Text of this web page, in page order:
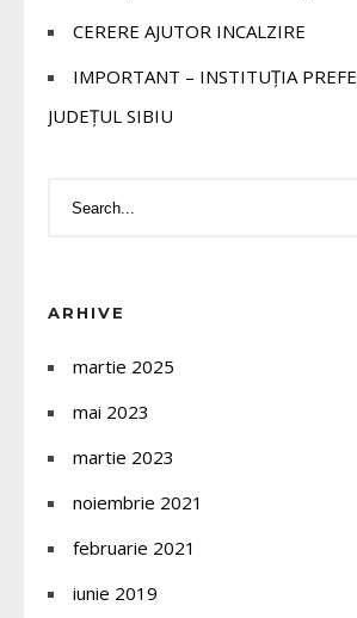
CERERE AJUTOR INCALZIRE
IMPORTANT – INSTITUȚIA
JUDEȚUL SIBIU
ARHIVE
martie 2025
mai 2023
martie 2023
noiembrie 2021
februarie 2021
iunie 2019